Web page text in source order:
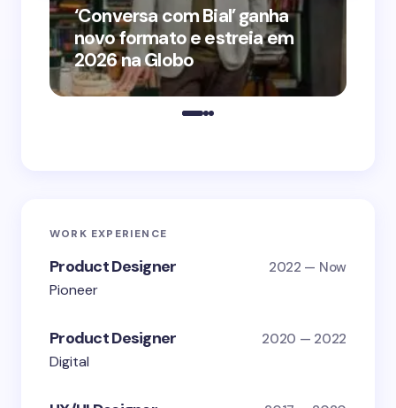
‘Conversa com Bial’ ganha
novo formato e estreia em
2026 na Globo
WORK EXPERIENCE
Product Designer 2022 — Now
Pioneer
Product Designer 2020 — 2022
Digital